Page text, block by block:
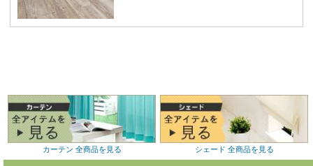
カーテン 全商品を見る シェード 全商品を見る